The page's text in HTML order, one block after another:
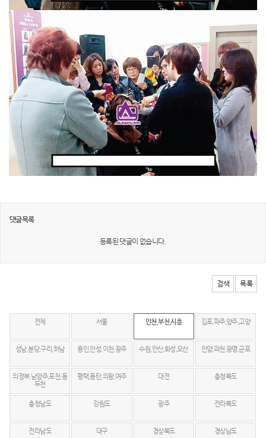
댓글목록
등록된 댓글이 없습니다.
검색 목록
전체 서울 인천,부천,시흥 김포,파주,양주,고양
성남,분당,구리,하남 용인,안성,이천,광주 수원,안산,화성,오산 안양,과천,광명,군포
의정부,남양주,포천,동
두천
평택,동탄,의왕,여주 대전 충청북도
충청남도 강원도 광주 전라북도
전라남도 대구 경상북도 경상남도